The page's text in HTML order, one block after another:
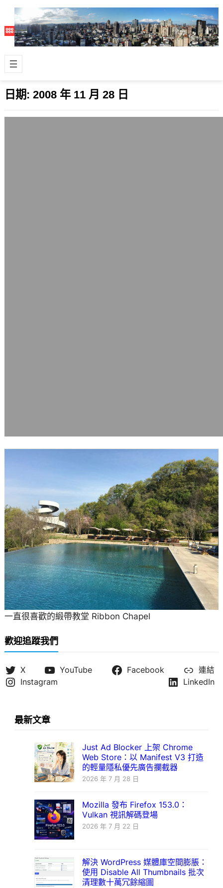
日期: 2008 年 11 月 28 日
一直很喜歡的緞帶教堂 Ribbon Chapel
歡迎追蹤我們
X YouTube Facebook
連結
Instagram
LinkedIn
最新文章
Just Ad Blocker 上架 Chrome
Web Store：以 Manifest V3 打造
的輕量隱私優先廣告攔截器
2026 年 7 月 28 日
Mozilla 發布 Firefox 153.0：
Vulkan 視訊解碼登場
2026 年 7 月 22 日
解決 WordPress 媒體庫空間膨脹：
使用 Disable All Thumbnails 批次
清理數十萬冗餘縮圖